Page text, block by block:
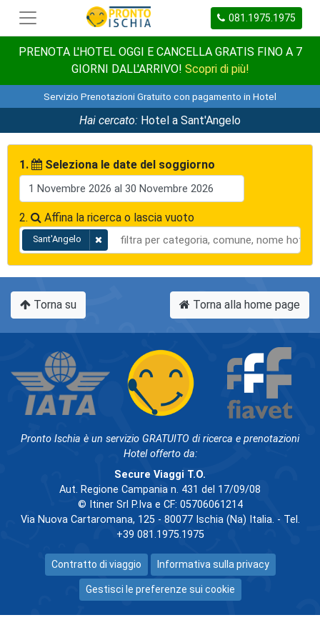
081.1975.1975
PRENOTA L'HOTEL OGGI E CANCELLA GRATIS FINO A 7
GIORNI DALL'ARRIVO! Scopri di più!
Servizio Prenotazioni Gratuito con pagamento in Hotel
Hai cercato: Hotel a Sant'Angelo
1. Seleziona le date del soggiorno
2. Affina la ricerca o lascia vuoto
Sant'Angelo
Torna su Torna alla home page
Pronto Ischia è un servizio GRATUITO di ricerca e prenotazioni
Hotel offerto da:
Secure Viaggi T.O.
Aut. Regione Campania n. 431 del 17/09/08
© Itiner Srl P.Iva e CF: 05706061214
Via Nuova Cartaromana, 125 - 80077 Ischia (Na) Italia. - Tel.
+39 081.1975.1975
Contratto di viaggio Informativa sulla privacy
Gestisci le preferenze sui cookie